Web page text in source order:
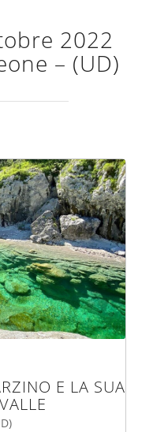
2022
– (UD)
E LA SUA